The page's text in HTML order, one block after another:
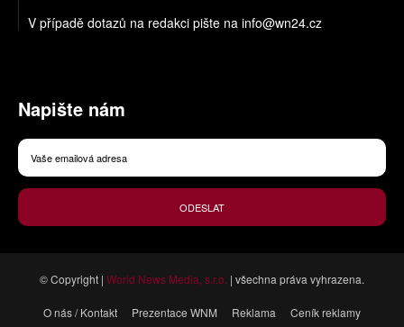
V případě dotazů na redakci pište na info@wn24.cz
Napište nám
ODESLAT
© Copyright | World News Media, s.r.o. | všechna práva vyhrazena.
O nás / Kontakt Prezentace WNM Reklama
Ceník reklamy